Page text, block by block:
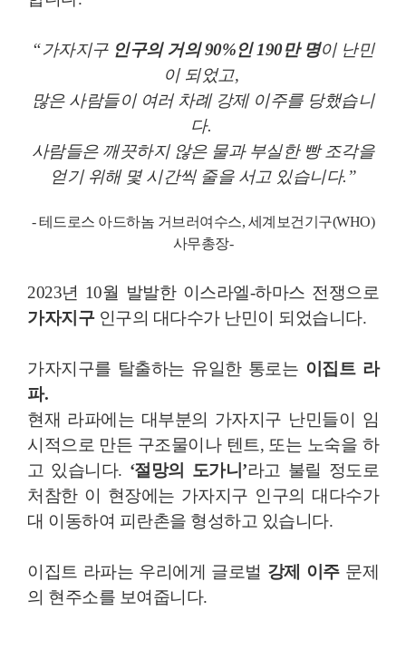
“가자지구 인구의 거의 90%인 190만 명이 난민
이 되었고,
많은 사람들이 여러 차례 강제 이주를 당했습니
다.
사람들은 깨끗하지 않은 물과 부실한 빵 조각을
얻기 위해 몇 시간씩 줄을 서고 있습니다.”
- 테드로스 아드하놈 거브러여수스, 세계보건기구(WHO)
사무총장-
2023년 10월 발발한 이스라엘-하마스 전쟁으로
가자지구 인구의 대다수가 난민이 되었습니다.
가자지구를 탈출하는 유일한 통로는 이집트 라
파.
현재 라파에는 대부분의 가자지구 난민들이 임
시적으로 만든 구조물이나 텐트, 또는 노숙을 하
고 있습니다. ‘절망의 도가니’라고 불릴 정도로
처참한 이 현장에는 가자지구 인구의 대다수가
대 이동하여 피란촌을 형성하고 있습니다.
이집트 라파는 우리에게 글로벌 강제 이주문제
의 현주소를 보여줍니다.